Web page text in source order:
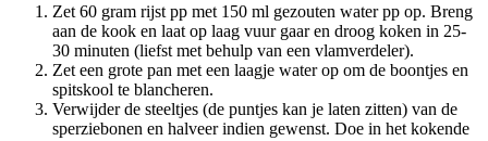
Zet 60 gram rijst pp met 150 ml gezouten water pp op. Breng
aan de kook en laat op laag vuur gaar en droog koken in 25-
30 minuten (liefst met behulp van een vlamverdeler).
Zet een grote pan met een laagje water op om de boontjes en
spitskool te blancheren.
Verwijder de steeltjes (de puntjes kan je laten zitten) van de
sperziebonen en halveer indien gewenst. Doe in het kokende